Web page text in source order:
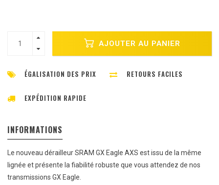
AJOUTER AU PANIER
ÉGALISATION DES PRIX RETOURS FACILES
EXPÉDITION RAPIDE
INFORMATIONS
Le nouveau dérailleur SRAM GX Eagle AXS est issu de la même
lignée et présente la fiabilité robuste que vous attendez de nos
transmissions GX Eagle.